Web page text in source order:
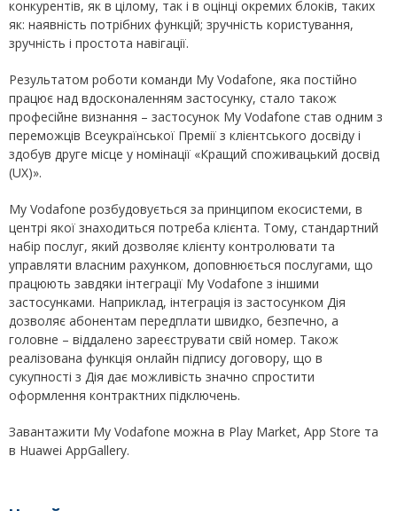
конкурентів, як в цілому, так і в оцінці окремих блоків, таких
як: наявність потрібних функцій; зручність користування,
зручність і простота навігації.
Результатом роботи команди My Vodafone, яка постійно
працює над вдосконаленням застосунку, стало також
професійне визнання – застосунок My Vodafone став одним з
переможців Всеукраїнської Премії з клієнтського досвіду і
здобув друге місце у номінації «Кращий споживацький досвід
(UX)».
My Vodafone розбудовується за принципом екосистеми, в
центрі якої знаходиться потреба клієнта. Тому, стандартний
набір послуг, який дозволяє клієнту контролювати та
управляти власним рахунком, доповнюється послугами, що
працюють завдяки інтеграції My Vodafone з іншими
застосунками. Наприклад, інтеграція із застосунком Дія
дозволяє абонентам передплати швидко, безпечно, а
головне – віддалено зареєструвати свій номер. Також
реалізована функція онлайн підпису договору, що в
сукупності з Дія дає можливість значно спростити
оформлення контрактних підключень.
Завантажити My Vodafone можна в Play Market, App Store та
в Huawei AppGallery.